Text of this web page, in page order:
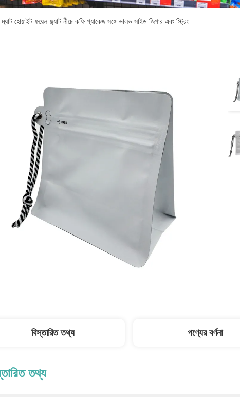
হোয়াইট ফয়েল ফ্ল্যাট নীচে কফি প্যাকেজ সঙ্গে ভালভ সাইড জিপার এবং স্ট্রিং
বিস্তারিত তথ্য পণ্যের বর্ণনা
তথ্য